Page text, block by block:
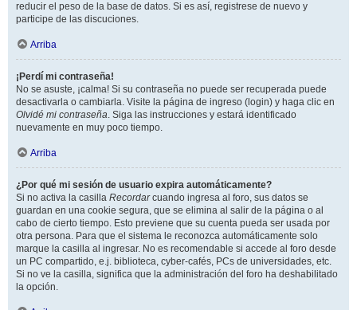
reducir el peso de la base de datos. Si es así, registrese de nuevo y
participe de las discuciones.
Arriba
¡Perdí mi contraseña!
No se asuste, ¡calma! Si su contraseña no puede ser recuperada puede
desactivarla o cambiarla. Visite la página de ingreso (login) y haga clic en
Olvidé mi contraseña. Siga las instrucciones y estará identificado
nuevamente en muy poco tiempo.
Arriba
¿Por qué mi sesión de usuario expira automáticamente?
Si no activa la casilla Recordarcuando ingresa al foro, sus datos se
guardan en una cookie segura, que se elimina al salir de la página o al
cabo de cierto tiempo. Esto previene que su cuenta pueda ser usada por
otra persona. Para que el sistema le reconozca automáticamente solo
marque la casilla al ingresar. No es recomendable si accede al foro desde
un PC compartido, e.j. biblioteca, cyber-cafés, PCs de universidades, etc.
Si no ve la casilla, significa que la administración del foro ha deshabilitado
la opción.